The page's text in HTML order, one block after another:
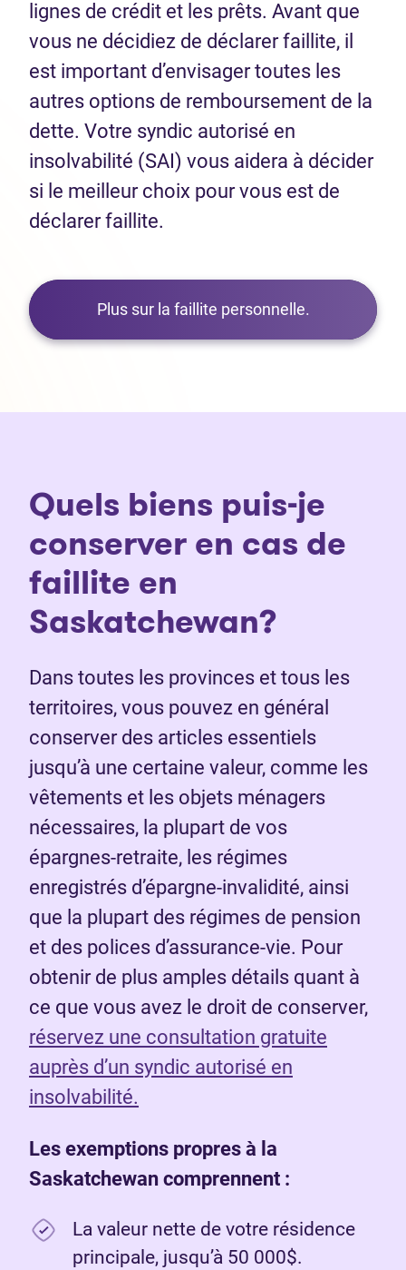
lignes de crédit et les prêts. Avant que
vous ne décidiez de déclarer faillite, il
est important d’envisager toutes les
autres options de remboursement de la
dette. Votre syndic autorisé en
insolvabilité (SAI) vous aidera à décider
si le meilleur choix pour vous est de
déclarer faillite.
Plus sur la faillite personnelle.
Quels biens puis-je
conserver en cas de
faillite en
Saskatchewan?
Dans toutes les provinces et tous les
territoires, vous pouvez en général
conserver des articles essentiels
jusqu’à une certaine valeur, comme les
vêtements et les objets ménagers
nécessaires, la plupart de vos
épargnes-retraite, les régimes
enregistrés d’épargne-invalidité, ainsi
que la plupart des régimes de pension
et des polices d’assurance-vie. Pour
obtenir de plus amples détails quant à
ce que vous avez le droit de conserver,
réservez une consultation gratuite
auprès d’un syndic autorisé en
insolvabilité.
Les exemptions propres à la
Saskatchewan comprennent :
La valeur nette de votre résidence
principale, jusqu’à 50 000$.